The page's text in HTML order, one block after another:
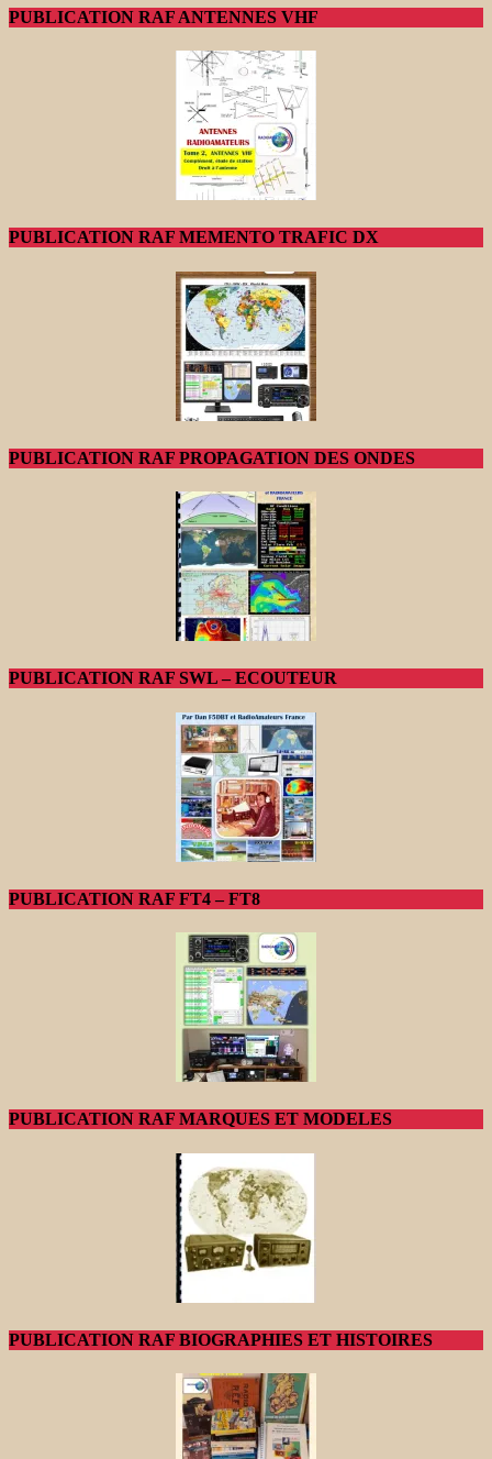
PUBLICATION RAF ANTENNES VHF
PUBLICATION RAF MEMENTO TRAFIC DX
PUBLICATION RAF PROPAGATION DES ONDES
PUBLICATION RAF SWL – ECOUTEUR
PUBLICATION RAF FT4 – FT8
PUBLICATION RAF MARQUES ET MODELES
PUBLICATION RAF BIOGRAPHIES ET HISTOIRES